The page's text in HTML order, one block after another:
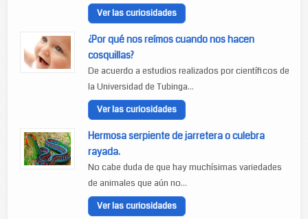
Ver las curiosidades
¿Por qué nos reímos cuando nos hacen
cosquillas?
De acuerdo a estudios realizados por científicos de
la Universidad de Tubinga...
Ver las curiosidades
Hermosa serpiente de jarretera o culebra
rayada.
No cabe duda de que hay muchísimas variedades
de animales que aún no...
Ver las curiosidades